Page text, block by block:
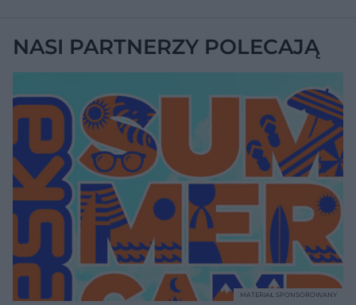
NASI PARTNERZY POLECAJĄ
MATERIAŁ SPONSOROWANY